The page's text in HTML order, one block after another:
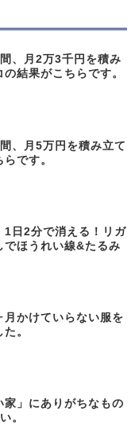
間、月2万3千円を積み
結果がこちらです。
間、月5万円を積み立て
です。
1日2分で消える！リガ
でほうれい線&たるみ
月かけていらない服を
。
家」にありがちなもの
。